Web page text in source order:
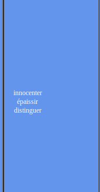
innocenter
épaissir
distinguer